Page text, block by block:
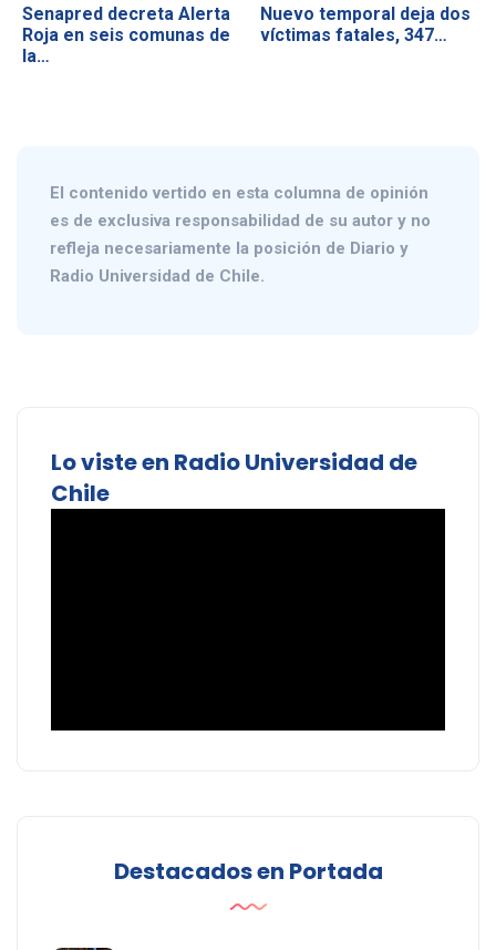
Senapred decreta Alerta
Roja en seis comunas de
la…
Nuevo temporal deja dos
víctimas fatales, 347…
El contenido vertido en esta columna de opinión
es de exclusiva responsabilidad de su autor y no
refleja necesariamente la posición de Diario y
Radio Universidad de Chile.
Lo viste en Radio Universidad de
Chile
Destacados en Portada